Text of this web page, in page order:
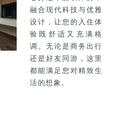
融合现代科技与优雅
设计，让您的入住体
验既舒适又充满格
调。无论是商务出行
还是好友同游，这里
都能满足您对精致生
活的想象。